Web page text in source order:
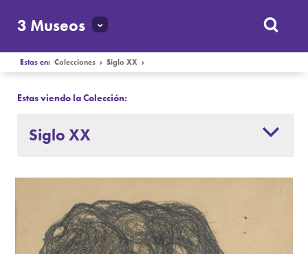
3 Museos
Estas en:Colecciones ›Siglo XX ›
Estas viendo la Colección:
Siglo XX